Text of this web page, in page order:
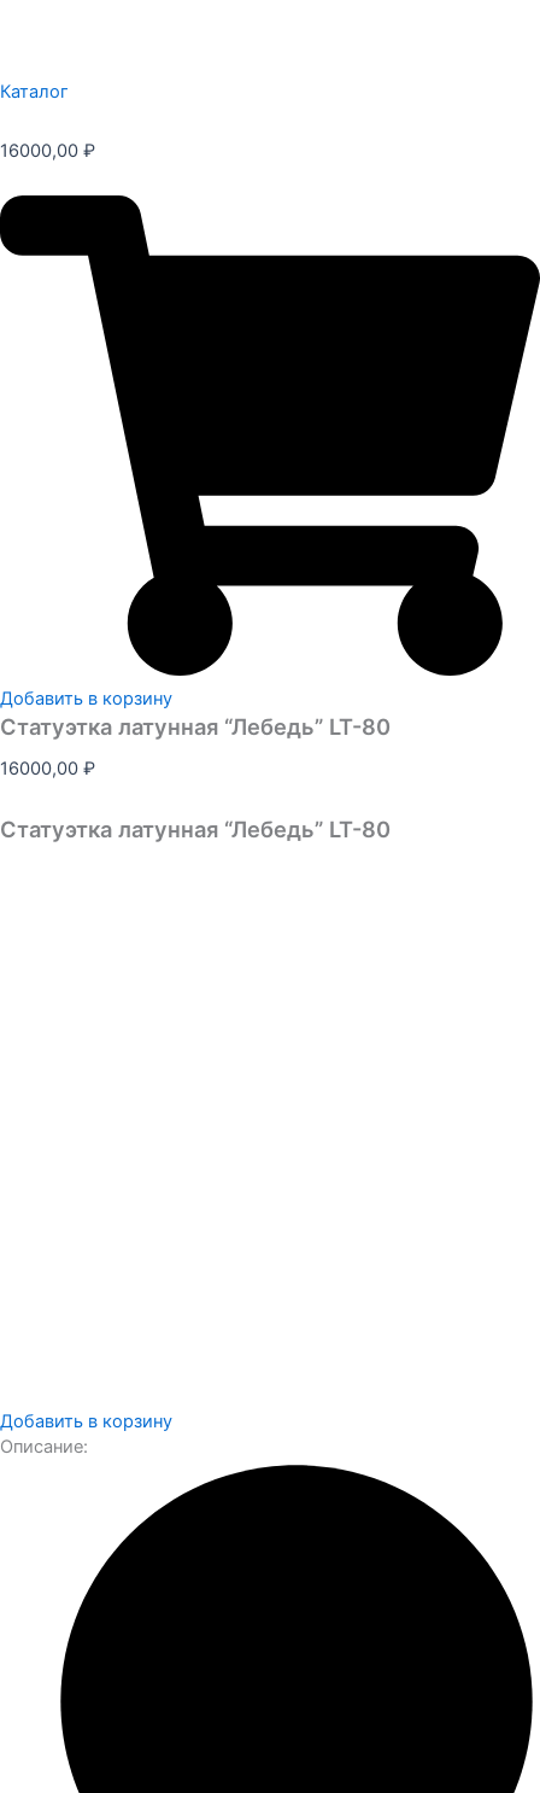
Каталог
16000,00 ₽
Добавить в корзину
Статуэтка латунная “Лебедь” LT-80
16000,00 ₽
Статуэтка латунная “Лебедь” LT-80
Добавить в корзину
Описание: